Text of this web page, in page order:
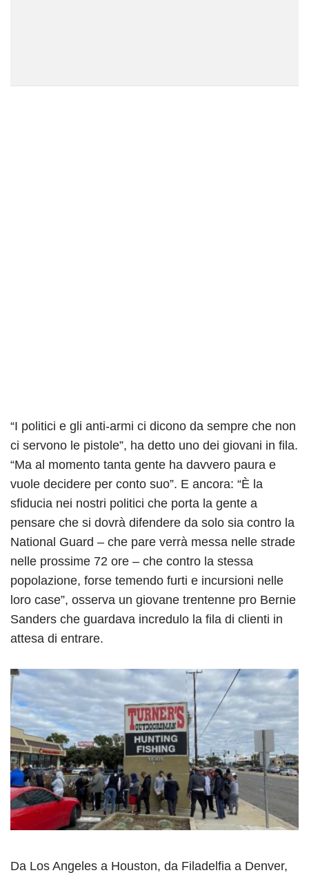
“I politici e gli anti-armi ci dicono da sempre che non
ci servono le pistole”, ha detto uno dei giovani in fila.
“Ma al momento tanta gente ha davvero paura e
vuole decidere per conto suo”. E ancora: “È la
sfiducia nei nostri politici che porta la gente a
pensare che si dovrà difendere da solo sia contro la
National Guard – che pare verrà messa nelle strade
nelle prossime 72 ore – che contro la stessa
popolazione, forse temendo furti e incursioni nelle
loro case”, osserva un giovane trentenne pro Bernie
Sanders che guardava incredulo la fila di clienti in
attesa di entrare.
Da Los Angeles a Houston, da Filadelfia a Denver,